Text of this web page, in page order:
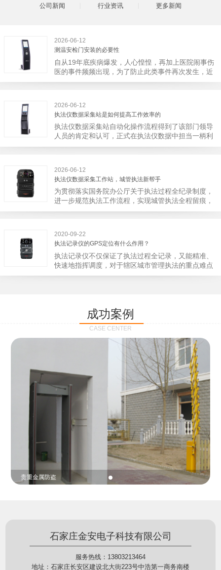
公司新闻 行业资讯 更多新闻
2026-06-12
测温安检门安装的必要性
自从19年底疾病爆发，人心惶惶，再加上医院闹事伤
医的事件频频出现，为了防止此类事件再次发生，近
日，广西南宁市卫建委发出通知，要求当地市属各三
大体只有两个，其一，安装安检门是否会激化矛盾。
其二，安装安检门可以防范于未然。1月6号当天，南
宁市第二医院刚试行安检的首日，检查出10多把各类
刀具和一把管制类刀具。近来伤医事件屡屡发生，安
装安检门可以缓解医生安全感不足的问题，同时安检
2026-06-12
执法仪数据采集站是如何提高工作效率的
执法仪数据采集站自动化操作流程得到了该部门领导
人员的肯定和认可，正式在执法仪数据中担当一柄利
剑。 执法仪数据采集站对于执法仪数据资料的管理
备能自动读取目标对象，并同步到采集站中，此外设
备具有断点续传的功能，如果碰到网络故障，可以从
已经上传或下载的部分开始继续上传下载未完成的部
分，而没有必要从头开始上传下载，能节省时间，提
高速度。再者待数据传输完毕之后，执法仪数据采集
下次直接使用，提高执法仪数据效率。执法仪数据采
集站还具有强大的数据存储管理系统，后台统计不同
上传时段、不同重要级别的数据，将统计结果以图表
或者报表的形式呈现；设备设置有用户操作权限管
理，自动将用户警员编号与执法仪编号绑定，保障数
据的合法性，同时系统可设置每个警员的权限，明确
2026-06-12
执法仪数据采集工作站，城管执法新帮手
为贯彻落实国务院办公厅关于执法过程全纪录制度，
进一步规范执法工作流程，实现城管执法全程留痕，
深入推进执法队伍规范化建设，给城管执法工作添加
止了双方矛盾的发生。现在有了执法仪数据采集工作
站，执法队员的担忧便得到有效的解决。每个采集工
作站可支持多台执法记录仪设备同时上传数据，队员
当天使用当天上传，通过数据线接入到采集工作站，
它会自动读取所有的视频、音频、图片、日志等信
作站也能自动为执法记录仪充充电、校校时，做执法
记录仪的贴心小"保姆"。随着群众法律意识的逐步提
高，行政执法行为更加"阳光、透明"，通过工作站可
以随时调取证据视频，精准查阅现场资料，直戳了当
的展示给行政相对人看，有效的减少了行政相对人对
城管执法行为的误解，树立了执法的公信力。
2020-09-22
执法记录仪的GPS定位有什么作用？
执法记录仪不仅保证了执法过程全记录，又能精准、
快速地指挥调度，对于辖区城市管理执法的重点难点
也能一目了然，在城市管理工作信息化中发挥着重要
定位模块，可通过移动网络将位置信息实时发送到监
控中心，在平台的电子地图上显示出设备的具体位
置，实时查看执法人员到岗情况及根据执法环境迅速
调配周边执法人员。同时，内置NFC芯片，可支持身
份证查验等拓展功能，在实战中发挥着重要的作用，
能广泛应用于交警公安执法、卫生监督、城管执法、
海关执法、路政、质量监督、林业园林、消防、质量
监督、公路铁路等各个领域。
成功案例
CASE CENTER
贵重金属防盗
石家庄金安电子科技有限公司
服务热线：13803213464
地址：石家庄长安区建设北大街223号中浩第一商务南楼